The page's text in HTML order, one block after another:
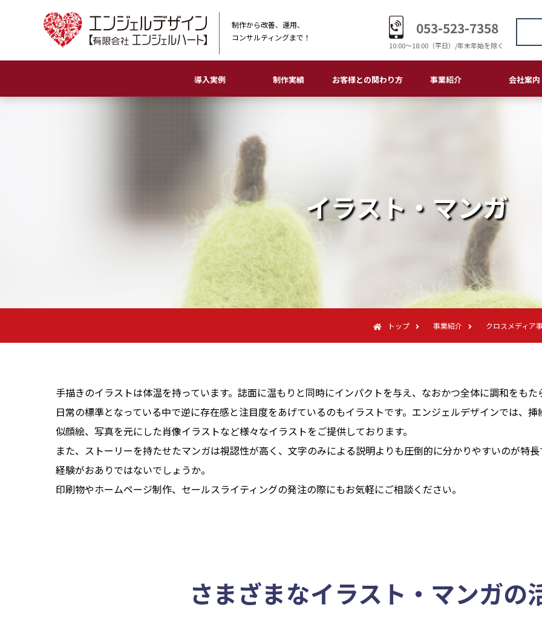
制作から改善、運用、
コンサルティングまで！
053-523-7358
10:00〜18:00（平日）/年末年始を除く
導入実例
農業
物販店
制作実績 お客様との関わり方
おつきあいの流れ ホームページ・LP
印刷物
ロゴデザイン
看板・サイン
イラスト・マンガ
大切にしていること
事業紹介
メディアデザイン
販促コンサルティング
会社案内
ご挨拶
会社概要
経営理念
会社沿革
環境理念
品質理念
個人情報保護
アクセス
イラスト・マンガ
トップ 事業紹介 クロスメディア
手描きのイラストは体温を持っています。誌面に温もりと同時にインパクトを与え、なおかつ全体に調和をも
日常の標準となっている中で逆に存在感と注目度をあげているのもイラストです。エンジェルデザインでは、
似顔絵、写真を元にした肖像イラストなど様々なイラストをご提供しております。
また、ストーリーを持たせたマンガは視認性が高く、文字のみによる説明よりも圧倒的に分かりやすいのが特
経験がおありではないでしょうか。
印刷物やホームページ制作、セールスライティングの発注の際にもお気軽にご相談ください。
さまざまなイラスト・マンガの